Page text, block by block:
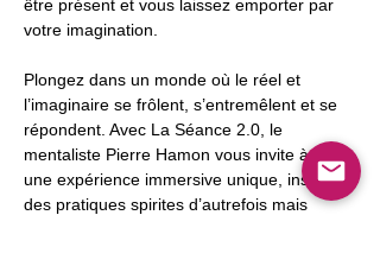
être présent et vous laissez emporter par
votre imagination.
Plongez dans un monde où le réel et
l’imaginaire se frôlent, s’entremêlent et se
répondent. Avec La Séance 2.0, le
mentaliste Pierre Hamon vous invite à vivre
une expérience immersive unique, inspirée
des pratiques spirites d’autrefois mais